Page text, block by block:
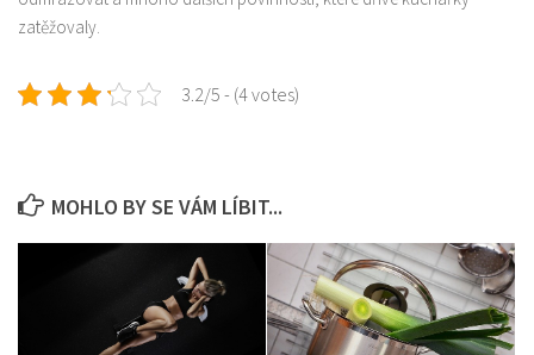
zatěžovaly.
3.2/5 - (4 votes)
MOHLO BY SE VÁM LÍBIT...